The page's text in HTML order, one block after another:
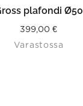
OSTOSKORIIN
plafondi Ø50
399,00€
Varastossa